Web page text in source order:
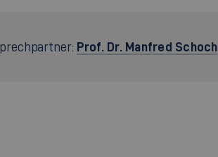
Prof. Dr. Manfred Schoch